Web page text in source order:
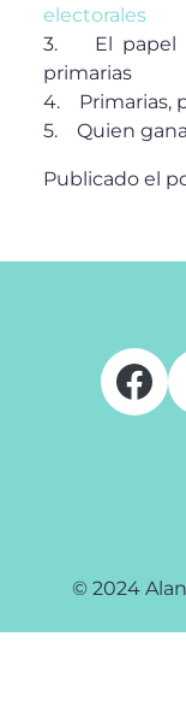
electorales
3. El papel
primarias
4. Primarias,
5. Quien
Publicado el
© 2024